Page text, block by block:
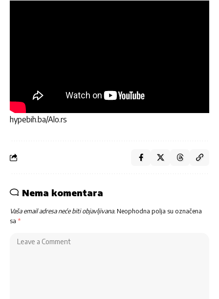
hypebih.ba/Alo.rs
Nema komentara
Vaša email adresa neće biti objavljivana. Neophodna polja su označena
sa *